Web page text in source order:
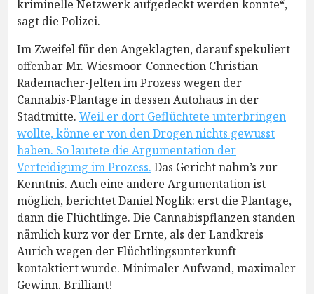
kriminelle Netzwerk aufgedeckt werden konnte“,
sagt die Polizei.
Im Zweifel für den Angeklagten, darauf spekuliert
offenbar Mr. Wiesmoor-Connection Christian
Rademacher-Jelten im Prozess wegen der
Cannabis-Plantage in dessen Autohaus in der
Stadtmitte. Weil er dort Geflüchtete unterbringen
wollte, könne er von den Drogen nichts gewusst
haben. So lautete die Argumentation der
Verteidigung im Prozess. Das Gericht nahm’s zur
Kenntnis. Auch eine andere Argumentation ist
möglich, berichtet Daniel Noglik: erst die Plantage,
dann die Flüchtlinge. Die Cannabispflanzen standen
nämlich kurz vor der Ernte, als der Landkreis
Aurich wegen der Flüchtlingsunterkunft
kontaktiert wurde. Minimaler Aufwand, maximaler
Gewinn. Brilliant!